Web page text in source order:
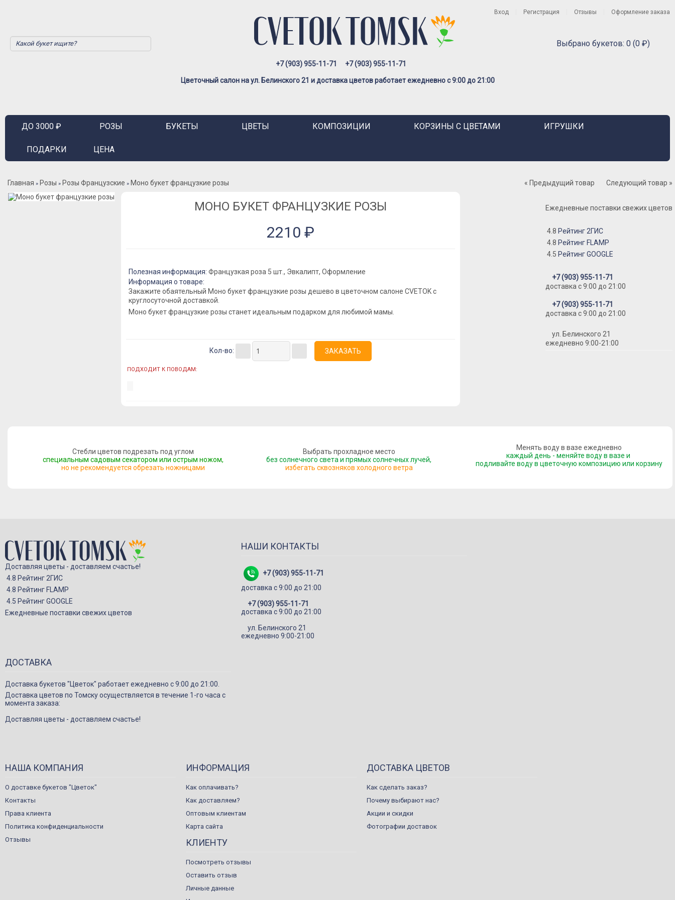
Вход Регистрация Отзывы Оформление заказа
Выбрано букетов: 0 (0 ₽)
+7 (903) 955-11-71 +7 (903) 955-11-71
Цветочный салон на ул. Белинского 21 и доставка цветов работает ежедневно с 9:00 до 21:00
ДО 3000 ₽ РОЗЫ БУКЕТЫ ЦВЕТЫ КОМПОЗИЦИИ КОРЗИНЫ С ЦВЕТАМИ ИГРУШКИ
ПОДАРКИ ЦЕНА
Главная » Розы » Розы Французские » Моно букет французкие розы « Предыдущий товар Следующий товар »
МОНО БУКЕТ ФРАНЦУЗКИЕ РОЗЫ
2210 ₽
Полезная информация: Французкая роза 5 шт., Эвкалипт, Оформление
Информация о товаре:
Закажите обаятельный Моно букет французкие розы дешево в цветочном салоне CVETOK с
круглосуточной доставкой.
Моно букет французкие розы станет идеальным подарком для любимой мамы.
Кол-во:
ПОДХОДИТ К ПОВОДАМ:
Ежедневные поставки свежих цветов
4.8 Рейтинг 2ГИС
4.8 Рейтинг FLAMP
4.5 Рейтинг GOOGLE
+7 (903) 955-11-71
доставка c 9:00 до 21:00
+7 (903) 955-11-71
доставка c 9:00 до 21:00
ул. Белинского 21
ежедневно 9:00-21:00
Стебли цветов подрезать под углом
специальным садовым секатором или острым ножом,
но не рекомендуется обрезать ножницами
Выбрать прохладное место
без солнечного света и прямых солнечных лучей,
избегать сквозняков холодного ветра
Менять воду в вазе ежедневно
каждый день - меняйте воду в вазе и
подливайте водув цветочную композицию или корзину
Доставляя цветы - доставляем счастье!
4.8 Рейтинг 2ГИС
4.8 Рейтинг FLAMP
4.5 Рейтинг GOOGLE
Ежедневные поставки свежих цветов
НАШИ КОНТАКТЫ
+7 (903) 955-11-71
доставка c 9:00 до 21:00
+7 (903) 955-11-71
доставка c 9:00 до 21:00
ул. Белинского 21
ежедневно 9:00-21:00
ДОСТАВКА
Доставка букетов "Цветок" работает ежедневно с 9:00 до 21:00.
Доставка цветов по Томску осуществляется в течение 1-го часа с
момента заказа:
Доставляя цветы - доставляем счастье!
НАША КОМПАНИЯ
О доставке букетов "Цветок"
Контакты
Права клиента
Политика конфиденциальности
Отзывы
ИНФОРМАЦИЯ
Как оплачивать?
Как доставляем?
Оптовым клиентам
Карта сайта
ДОСТАВКА ЦВЕТОВ
Как сделать заказ?
Почему выбирают нас?
Акции и скидки
Фотографии доставок
КЛИЕНТУ
Посмотреть отзывы
Оставить отзыв
Личные данные